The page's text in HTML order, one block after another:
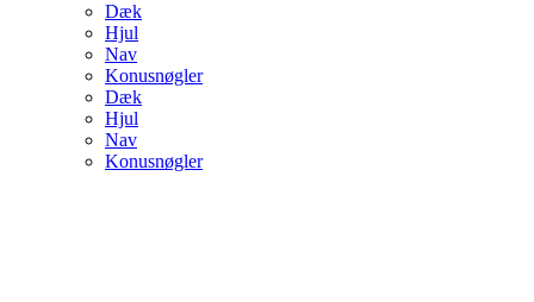
Dæk
Hjul
Nav
Konusnøgler
Dæk
Hjul
Nav
Konusnøgler